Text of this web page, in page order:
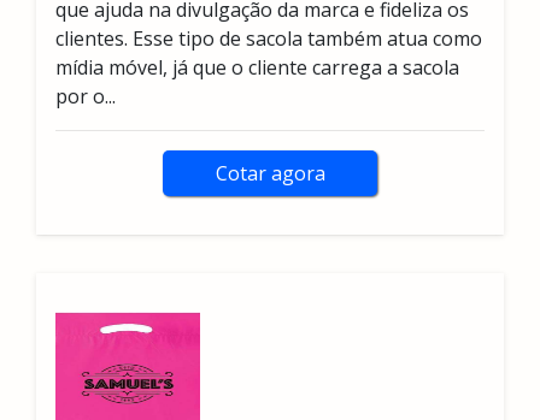
que ajuda na divulgação da marca e fideliza os
clientes. Esse tipo de sacola também atua como
mídia móvel, já que o cliente carrega a sacola
por o...
Cotar agora